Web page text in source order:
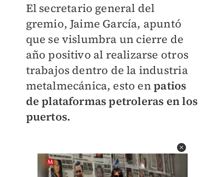
El secretario general del
gremio, Jaime García, apuntó
que se vislumbra un cierre de
año positivo al realizarse otros
trabajos dentro de la industria
metalmecánica, esto enpatios
de plataformas petroleras en los
puertos.